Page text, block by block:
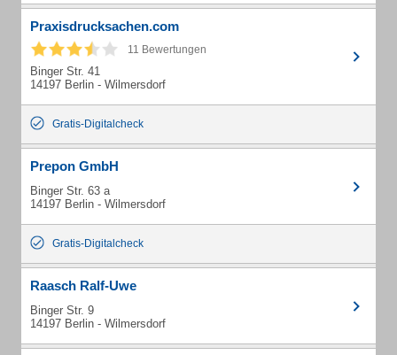
Praxisdrucksachen.com
11 Bewertungen
Binger Str. 41
14197 Berlin - Wilmersdorf
Gratis-Digitalcheck
Prepon GmbH
Binger Str. 63 a
14197 Berlin - Wilmersdorf
Gratis-Digitalcheck
Raasch Ralf-Uwe
Binger Str. 9
14197 Berlin - Wilmersdorf